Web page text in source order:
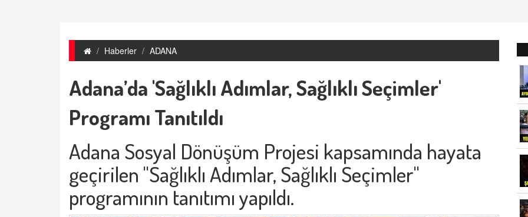
Haberler ADANA
Adana’da 'Sağlıklı Adımlar, Sağlıklı Seçimler'
Programı Tanıtıldı
Adana Sosyal Dönüşüm Projesi kapsamında hayata
geçirilen "Sağlıklı Adımlar, Sağlıklı Seçimler"
programının tanıtımı yapıldı.